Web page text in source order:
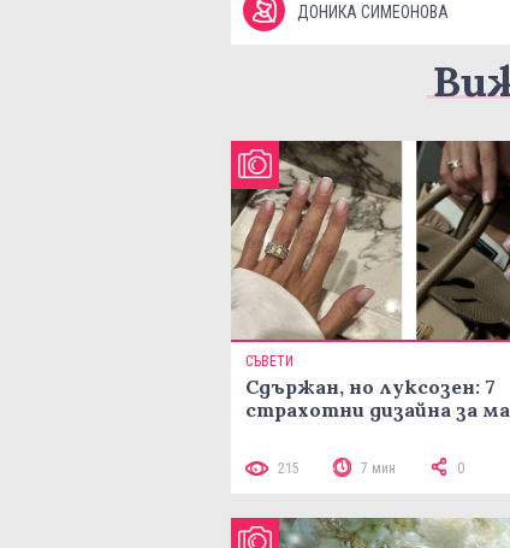
ДОНИКА СИМЕОНОВА
СЪВЕТИ
Сдържан, но луксозен: 7
страхотни дизайна за
215 7 мин 0